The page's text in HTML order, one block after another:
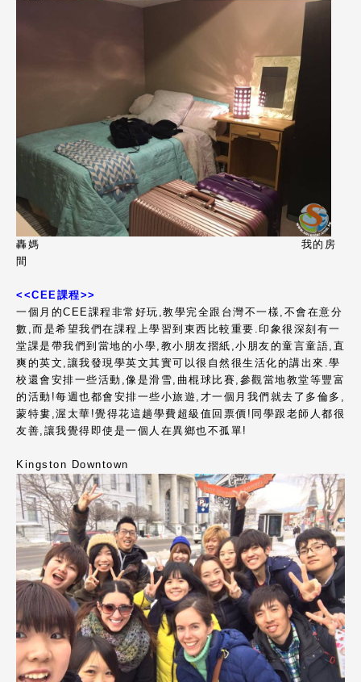
轟媽 我的房
間
<<CEE課程>>
一個月的CEE課程非常好玩,教學完全跟台灣不一樣,不會在意分
數,而是希望我們在課程上學習到東西比較重要.印象很深刻有一
堂課是帶我們到當地的小學,教小朋友摺紙,小朋友的童言童語,直
爽的英文,讓我發現學英文其實可以很自然很生活化的講出來.學
校還會安排一些活動,像是滑雪,曲棍球比賽,參觀當地教堂等豐富
的活動!每週也都會安排一些小旅遊,才一個月我們就去了多倫多,
蒙特婁,渥太華!覺得花這趟學費超級值回票價!同學跟老師人都很
友善,讓我覺得即使是一個人在異鄉也不孤單!
Kingston Downtown